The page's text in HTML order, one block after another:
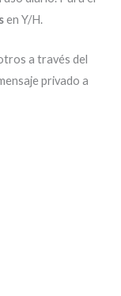
en Y/H.
a través del
privado a